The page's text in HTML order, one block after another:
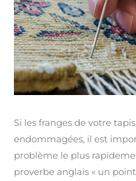
Si les franges de votre
endommagées, il est
problème le plus
proverbe anglais « un